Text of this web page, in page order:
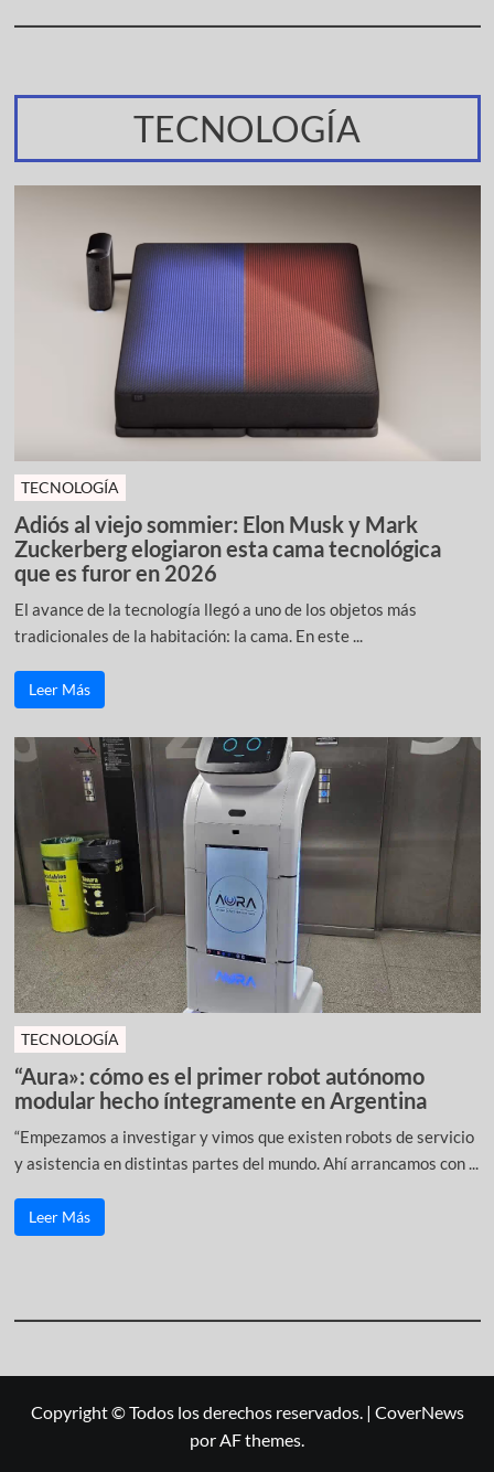
TECNOLOGÍA
TECNOLOGÍA
Adiós al viejo sommier: Elon Musk y Mark
Zuckerberg elogiaron esta cama tecnológica
que es furor en 2026
El avance de la tecnología llegó a uno de los objetos más
tradicionales de la habitación: la cama. En este ...
Leer Más
TECNOLOGÍA
“Aura»: cómo es el primer robot autónomo
modular hecho íntegramente en Argentina
“Empezamos a investigar y vimos que existen robots de servicio
y asistencia en distintas partes del mundo. Ahí arrancamos con ...
Leer Más
Copyright © Todos los derechos reservados. | CoverNews
por AF themes.